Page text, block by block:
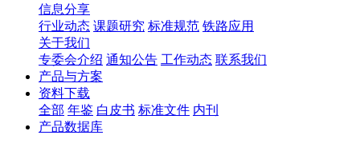
信息分享
行业动态 课题研究 标准规范 铁路应用
关于我们
专委会介绍 通知公告 工作动态 联系我们
产品与方案
资料下载
全部 年鉴 白皮书 标准文件 内刊
产品数据库